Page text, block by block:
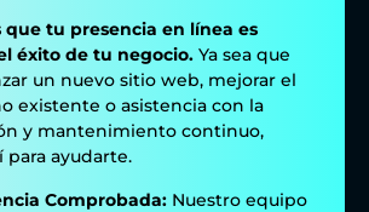
que tu presencia en línea es
éxito de tu negocio. Ya sea que
un nuevo sitio web, mejorar el
existente o asistencia con la
y mantenimiento continuo,
para ayudarte.
Comprobada: Nuestro equipo